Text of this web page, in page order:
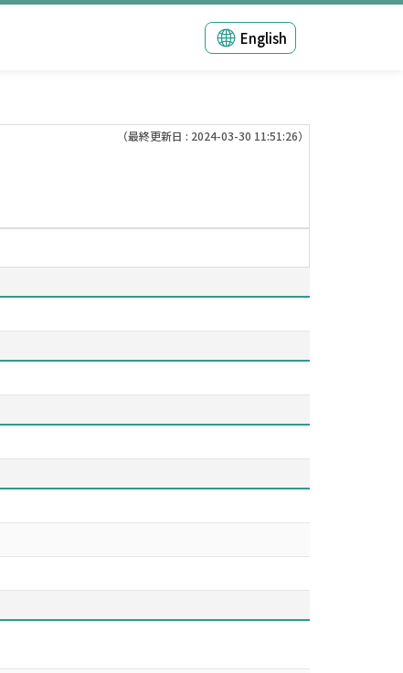
English
（最終更新日 : 2024-03-30 11:51:26）